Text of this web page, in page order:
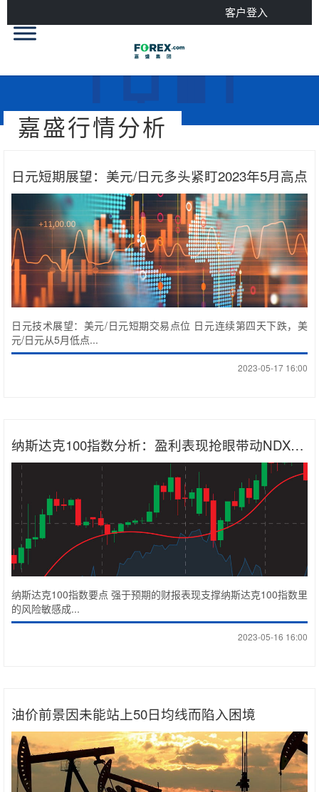
客户登入
嘉盛行情分析
日元短期展望：美元/日元多头紧盯2023年5月高点
日元技术展望：美元/日元短期交易点位 日元连续第四天下跌，美
元/日元从5月低点...
2023-05-17 16:00
纳斯达克100指数分析：盈利表现抢眼带动NDX反弹
纳斯达克100指数要点 强于预期的财报表现支撑纳斯达克100指数里
的风险敏感成...
2023-05-16 16:00
油价前景因未能站上50日均线而陷入困境